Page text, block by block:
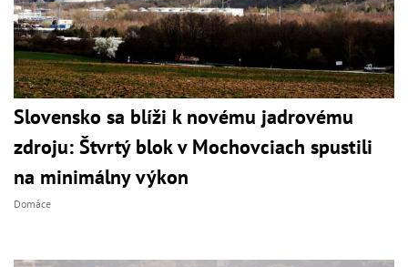
Slovensko sa blíži k novému jadrovému
zdroju: Štvrtý blok v Mochovciach spustili
na minimálny výkon
Domáce